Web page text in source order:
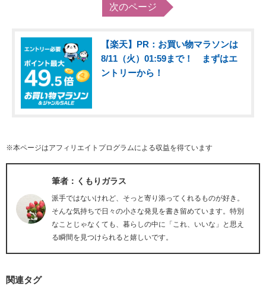
次のページ
【楽天】PR：お買い物マラソンは
8/11（火）01:59まで！ まずはエ
ントリーから！
※本ページはアフィリエイトプログラムによる収益を得ています
筆者：くもりガラス
派手ではないけれど、そっと寄り添ってくれるものが好き。
そんな気持ちで日々の小さな発見を書き留めています。特別
なことじゃなくても、暮らしの中に「これ、いいな」と思え
る瞬間を見つけられると嬉しいです。
関連タグ